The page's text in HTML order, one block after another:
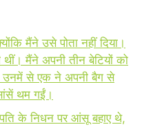
मैंने उसे पोता नहीं दिया।
मैंने अपनी तीन बेटियों को
उनमें से एक ने अपनी बैग से
थम गईं।
के निधन पर आंसू बहाए थे,